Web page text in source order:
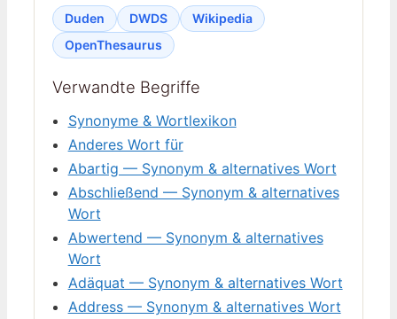
Duden DWDS
Wikipedia
OpenThesaurus
Verwandte Begriffe
Synonyme & Wortlexikon
Anderes Wort für
Abartig — Synonym & alternatives Wort
Abschließend — Synonym & alternatives
Wort
Abwertend — Synonym & alternatives
Wort
Adäquat — Synonym & alternatives Wort
Address — Synonym & alternatives Wort